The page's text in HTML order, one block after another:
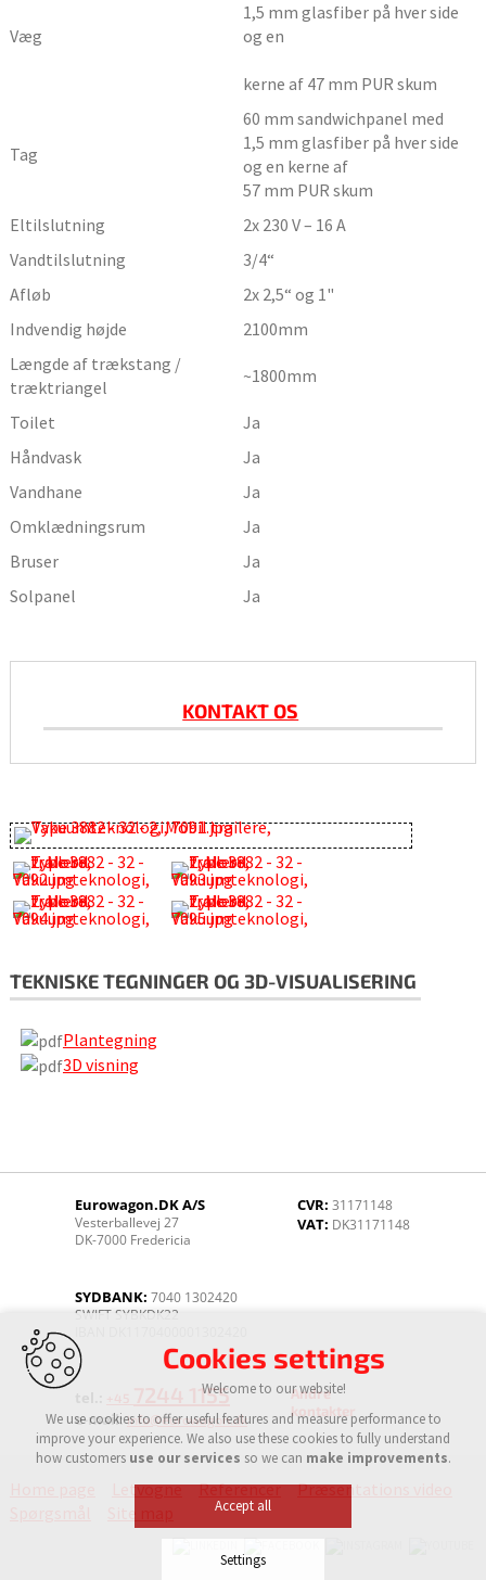
Væg
1,5 mm glasfiber på hver side
og en
kerne af 47 mm PUR skum
Tag
60 mm sandwichpanel med
1,5 mm glasfiber på hver side
og en kerne af
57 mm PUR skum
Eltilslutning
2x 230 V – 16 A
Vandtilslutning
3/4“
Afløb
2x 2,5“ og 1"
Indvendig højde
2100mm
Længde af trækstang /
træktriangel
~1800mm
Toilet
Ja
Håndvask
Ja
Vandhane
Ja
Omklædningsrum
Ja
Bruser
Ja
Solpanel
Ja
KONTAKT OS
TEKNISKE TEGNINGER OG 3D-VISUALISERING
Plantegning
3D visning
Eurowagon.DK A/S
Vesterballevej 27
DK-7000 Fredericia
CVR: 31171148
VAT: DK31171148
SYDBANK: 7040 1302420
SWIFT SYBKDK22
7244 1155
e-mail: info@eurowagon.dk
Andre
kontakter
Letvogne Referencer
Præsentations video
Cookies settings
Welcome to our website!
We use cookies to offer useful features and measure performance to
improve your experience. We also use these cookies to fully understand
how customers use our services so we can make improvements.
Accept all
Settings